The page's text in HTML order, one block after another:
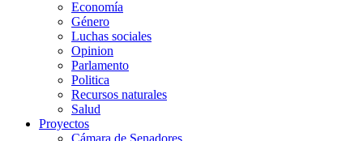
Economía
Género
Luchas sociales
Opinion
Parlamento
Politica
Recursos naturales
Salud
Proyectos
Cámara de Senadores